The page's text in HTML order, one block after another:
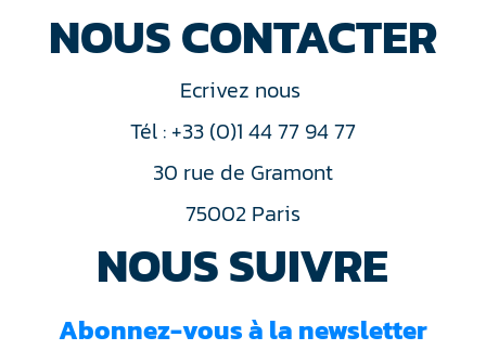
NOUS CONTACTER
Ecrivez nous
Tél : +33 (0)1 44 77 94 77
30 rue de Gramont
75002 Paris
NOUS SUIVRE
Abonnez-vous à la newsletter